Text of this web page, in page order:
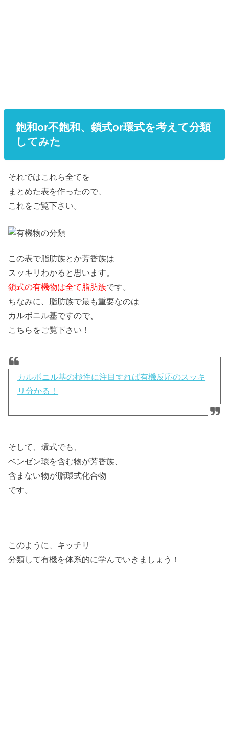
飽和or不飽和、鎖式or環式を考えて分類
してみた
それではこれら全てを
まとめた表を作ったので、
これをご覧下さい。
この表で脂肪族とか芳香族は
スッキリわかると思います。
鎖式の有機物は全て脂肪族です。
ちなみに、脂肪族で最も重要なのは
カルボニル基ですので、
こちらをご覧下さい！
カルボニル基の極性に注目すれば有機反応のスッキ
リ分かる！
そして、環式でも、
ベンゼン環を含む物が芳香族、
含まない物が脂環式化合物
です。
このように、キッチリ
分類して有機を体系的に学んでいきましょう！